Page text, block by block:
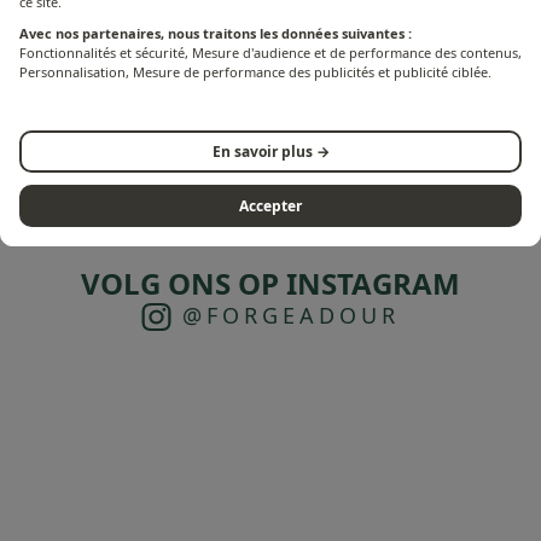
Ce site internet a été réalisé en utilisant la solution
open-source PrestaShop™.
L'Agence123- 27 Rue Froidevaux, 75014 Paris
VOLG ONS OP INSTAGRAM
@FORGEADOUR
Avec nos partenaires, nous traitons les données suivantes :
Fonctionnalités et sécurité, Mesure d'audience et de performance des contenus,
Personnalisation, Mesure de performance des publicités et publicité ciblée.
En savoir plus →
Accepter